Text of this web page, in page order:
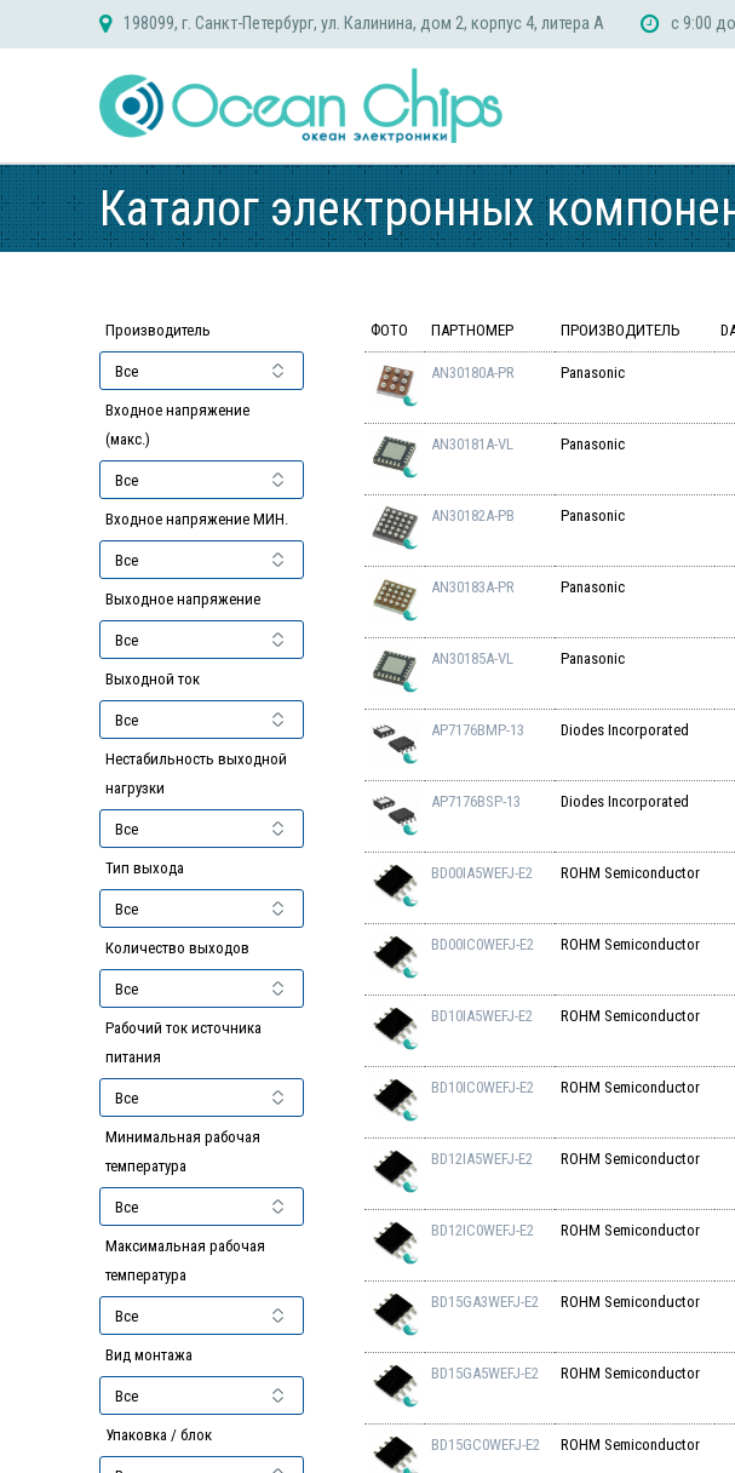
198099, г. Санкт-Петербург, ул. Калинина, дом 2, корпус 4, литера А с 9:00
Каталог электронных
Производитель
Входное напряжение
(макс.)
Входное напряжение МИН.
Выходное напряжение
Выходной ток
Нестабильность выходной
нагрузки
Тип выхода
Количество выходов
Рабочий ток источника
питания
Минимальная рабочая
температура
Максимальная рабочая
температура
Вид монтажа
Упаковка / блок
ФОТО ПАРТНОМЕР ПРОИЗВОДИТЕЛЬ
AN30180A-PR Panasonic
AN30181A-VL Panasonic
AN30182A-PB Panasonic
AN30183A-PR Panasonic
AN30185A-VL Panasonic
AP7176BMP-13 Diodes Incorporated
AP7176BSP-13 Diodes Incorporated
BD00IA5WEFJ-E2 ROHM Semiconductor
BD00IC0WEFJ-E2 ROHM Semiconductor
BD10IA5WEFJ-E2 ROHM Semiconductor
BD10IC0WEFJ-E2 ROHM Semiconductor
BD12IA5WEFJ-E2 ROHM Semiconductor
BD12IC0WEFJ-E2 ROHM Semiconductor
BD15GA3WEFJ-E2 ROHM Semiconductor
BD15GA5WEFJ-E2 ROHM Semiconductor
BD15GC0WEFJ-E2 ROHM Semiconductor